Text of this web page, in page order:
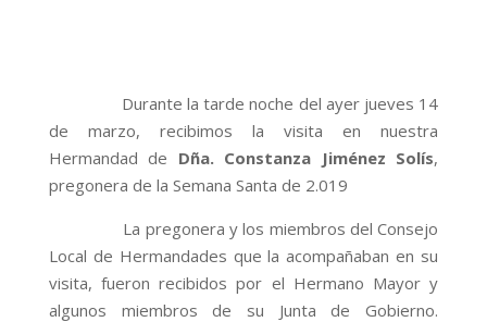
Durante la tarde noche del ayer jueves 14
de marzo, recibimos la visita en nuestra
Hermandad de Dña. Constanza Jiménez Solís,
pregonera de la Semana Santa de 2.019
La pregonera y los miembros del Consejo
Local de Hermandades que la acompañaban en su
visita, fueron recibidos por el Hermano Mayor y
algunos miembros de su Junta de Gobierno.